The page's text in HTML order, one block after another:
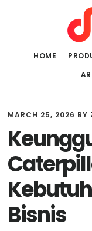
HOME
MARCH 25, 2026 BY
Bisnis